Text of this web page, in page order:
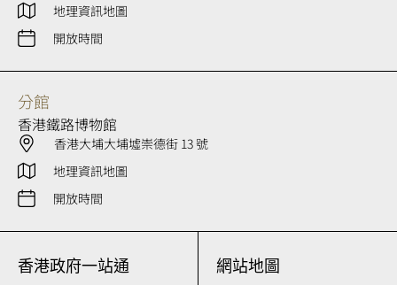
地理資訊地圖
開放時間
分館
香港鐵路博物館
香港大埔大埔墟崇德街 13 號
地理資訊地圖
開放時間
香港政府一站通
網站地圖